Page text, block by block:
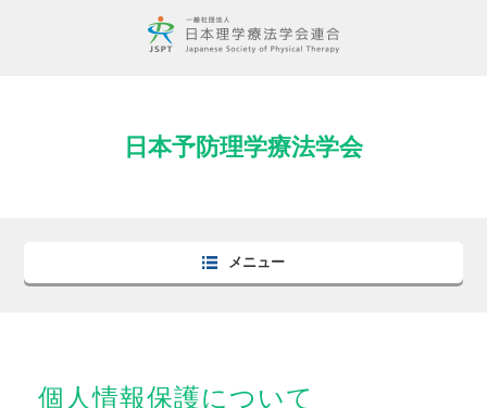
日本予防理学療法学会
メニュー
個人情報保護について